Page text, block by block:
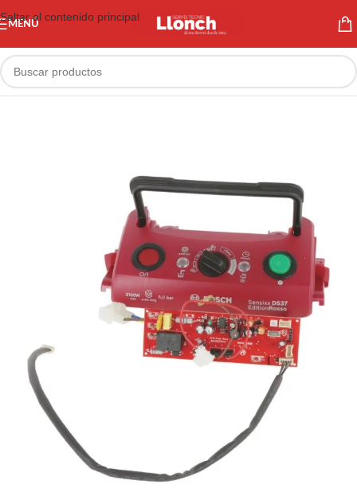
Saltar al contenido principal
MENÚ